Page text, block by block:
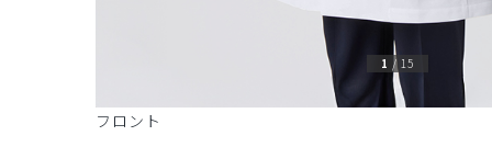
フロント
1 / 15